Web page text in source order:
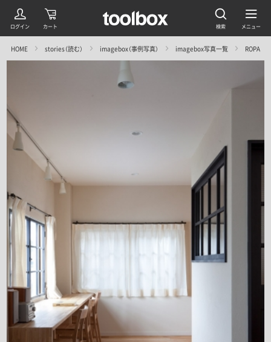
HOME stories（読む） imagebox（事例写真） imagebox写真一覧 ROPA／